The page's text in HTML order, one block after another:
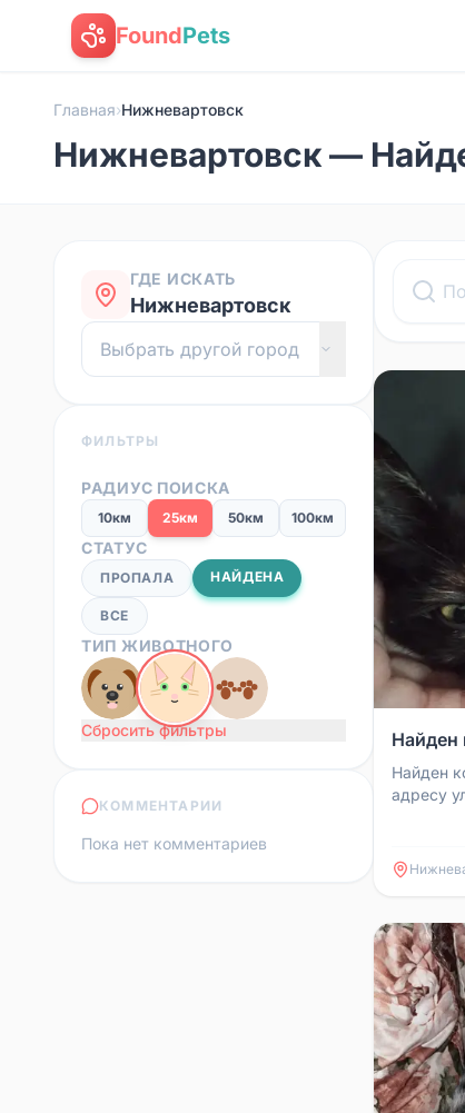
FoundPets
Главная›Нижневартовск
Нижневартовск —
ГДЕ ИСКАТЬ
Нижневартовск
ФИЛЬТРЫ
РАДИУС ПОИСКА
10км 25км 50км 100км
СТАТУС
ПРОПАЛА НАЙДЕНА
ВСЕ
ТИП ЖИВОТНОГО
Сбросить фильтры
КОММЕНТАРИИ
Пока нет комментариев
Найден
Найден
адресу